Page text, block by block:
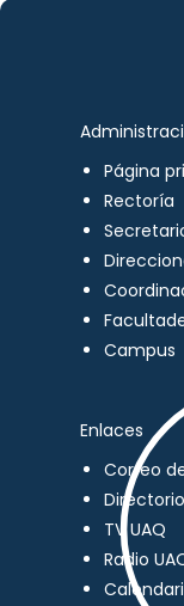
Página
Rectoría
Campus
Enlaces
Correo
Directorio
TV UAQ
Radio